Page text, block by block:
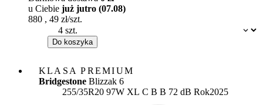
Dostępność:
u Ciebie już jutro (07.08)
880 , 49 zł/szt.
Do koszyka
KLASA PREMIUM
Bridgestone Blizzak 6
255/35R20 97W XL Etykieta:
C B B 72 dB Rok2025